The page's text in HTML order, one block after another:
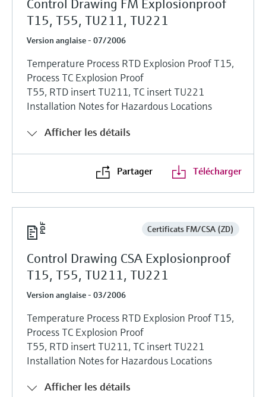
Control Drawing FM Explosionproof
T15, T55, TU211, TU221
Version anglaise - 07/2006
Temperature Process RTD Explosion Proof T15,
Process TC Explosion Proof
T55, RTD insert TU211, TC insert TU221
Installation Notes for Hazardous Locations
Afficher les détails
Partager Télécharger
Certificats FM/CSA (ZD)
Control Drawing CSA Explosionproof
T15, T55, TU211, TU221
Version anglaise - 03/2006
Temperature Process RTD Explosion Proof T15,
Process TC Explosion Proof
T55, RTD insert TU211, TC insert TU221
Installation Notes for Hazardous Locations
Afficher les détails